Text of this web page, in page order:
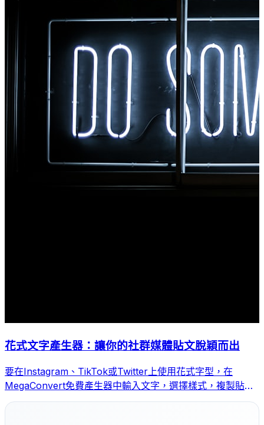
花式文字產生器：讓你的社群媒體貼文脫穎而出
要在Instagram、TikTok或Twitter上使用花式字型，在
MegaConvert免費產生器中輸入文字，選擇樣式，複製貼上
即可。